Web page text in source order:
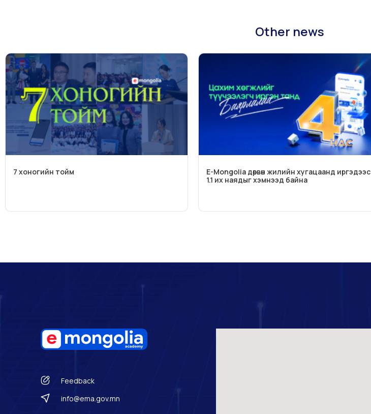
Other news
7 хоногийн тойм
E-Mongolia дөрвөн жилийн хугацаанд иргэдээс
1.1 их наядыг хэмнээд байна
Feedback
info@ema.gov.mn